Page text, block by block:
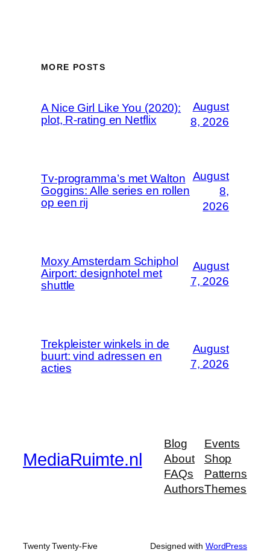
MORE POSTS
A Nice Girl Like You (2020):
plot, R-rating en Netflix
August
8, 2026
Tv-programma’s met Walton
Goggins: Alle series en rollen
op een rij
August
8,
2026
Moxy Amsterdam Schiphol
Airport: designhotel met
shuttle
August
7, 2026
Trekpleister winkels in de
buurt: vind adressen en
acties
August
7, 2026
MediaRuimte.nl
Blog
About
FAQs
Authors
Events
Shop
Patterns
Themes
Twenty Twenty-Five Designed with WordPress